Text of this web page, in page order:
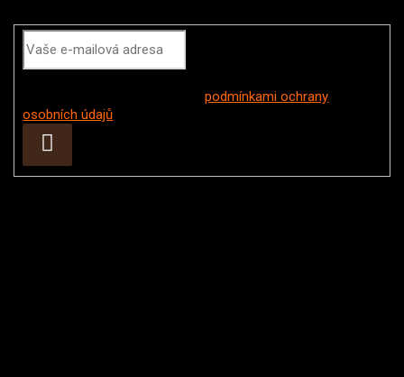
Vložením e-mailu souhlasíte spodmínkami ochrany
osobních údajů
se